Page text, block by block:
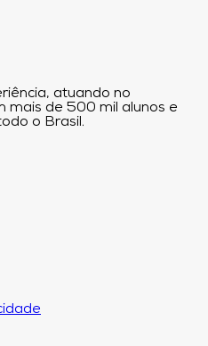
atuando no
mais de 500 mil alunos e
o Brasil.